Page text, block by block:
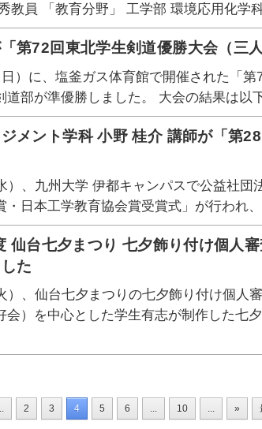
教員 「教育分野」 工学部 環境応用化
第72回東北学生剣道優勝大会（三
）に、塩釜ガス体育館で開催された「
道部が準優勝しました。 大会の結果は
メント学科 小野 桂介 講師が「第
）、九州大学 伊都キャンパスで公益社団
・日本工学教育協会賞受賞式」が行わ
仙台七夕まつり 七夕飾り付け個人
た
）、仙台七夕まつりの七夕飾り付け個人
会）を中心とした学生有志が制作した七
2 3 4 5 6 ... 10 ... »